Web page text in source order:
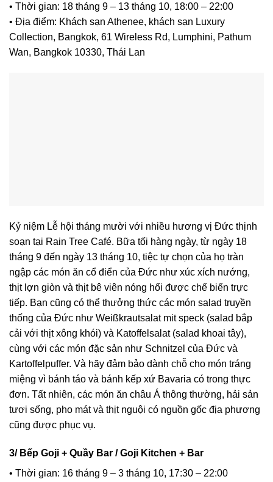
• Thời gian: 18 tháng 9 – 13 tháng 10, 18:00 – 22:00
• Địa điểm: Khách sạn Athenee, khách sạn Luxury
Collection, Bangkok, 61 Wireless Rd, Lumphini, Pathum
Wan, Bangkok 10330, Thái Lan
Kỷ niệm Lễ hội tháng mười với nhiều hương vị Đức thịnh
soạn tại Rain Tree Café. Bữa tối hàng ngày, từ ngày 18
tháng 9 đến ngày 13 tháng 10, tiệc tự chọn của họ tràn
ngập các món ăn cổ điển của Đức như xúc xích nướng,
thịt lợn giòn và thịt bê viên nóng hổi được chế biến trực
tiếp. Bạn cũng có thể thưởng thức các món salad truyền
thống của Đức như Weißkrautsalat mit speck (salad bắp
cải với thịt xông khói) và Katoffelsalat (salad khoai tây),
cùng với các món đặc sản như Schnitzel của Đức và
Kartoffelpuffer. Và hãy đảm bảo dành chỗ cho món tráng
miệng vì bánh táo và bánh kếp xứ Bavaria có trong thực
đơn. Tất nhiên, các món ăn châu Á thông thường, hải sản
tươi sống, pho mát và thịt nguội có nguồn gốc địa phương
cũng được phục vụ.
3/ Bếp Goji + Quầy Bar / Goji Kitchen + Bar
• Thời gian: 16 tháng 9 – 3 tháng 10, 17:30 – 22:00